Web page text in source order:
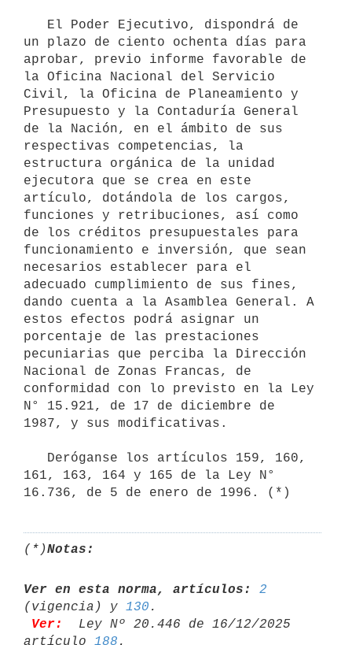
un plazo de ciento ochenta días para
aprobar, previo informe favorable de
la Oficina Nacional del Servicio
Civil, la Oficina de Planeamiento y
Presupuesto y la Contaduría General
de la Nación, en el ámbito de sus
respectivas competencias, la
estructura orgánica de la unidad
ejecutora que se crea en este
artículo, dotándola de los cargos,
funciones y retribuciones, así como
de los créditos presupuestales para
funcionamiento e inversión, que sean
necesarios establecer para el
adecuado cumplimiento de sus fines,
dando cuenta a la Asamblea General. A
estos efectos podrá asignar un
porcentaje de las prestaciones
pecuniarias que perciba la Dirección
Nacional de Zonas Francas, de
conformidad con lo previsto en la Ley
N° 15.921, de 17 de diciembre de
1987, y sus modificativas.
161, 163, 164 y 165 de la Ley N°
(*)Notas:
Ver en esta norma, artículos:
2
(vigencia) y 130
Ver:
Ley Nº 20.446 de 16/12/2025
artículo 188